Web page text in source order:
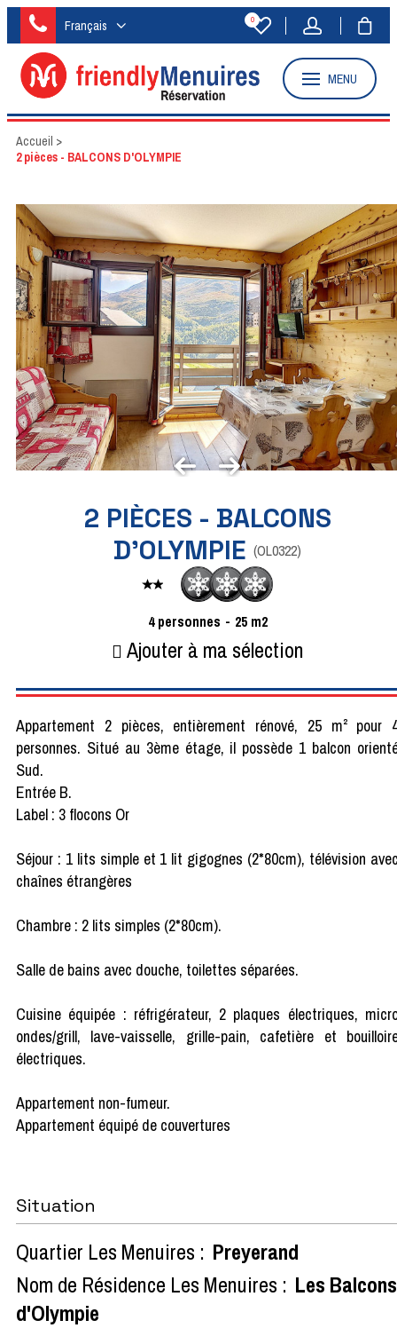
Français 0
MENU
Accueil >
2 pièces - BALCONS D'OLYMPIE
2 PIÈCES - BALCONS
D'OLYMPIE (OL0322)
4 personnes 25 m2
Ajouter à ma sélection
Appartement 2 pièces, entièrement rénové, 25 m² pour
personnes. Situé au 3ème étage, il possède 1 balcon
Sud.
Entrée B.
Label : 3 flocons Or
Séjour : 1 lits simple et 1 lit gigognes (2*80cm), télévision
chaînes étrangères
Chambre : 2 lits simples (2*80cm).
Salle de bains avec douche, toilettes séparées.
Cuisine équipée : réfrigérateur, 2 plaques électriques,
ondes/grill, lave-vaisselle, grille-pain, cafetière et
électriques.
Appartement non-fumeur.
Appartement équipé de couvertures
Situation
Quartier Les Menuires : Preyerand
Nom de Résidence Les Menuires : Les Balcons
d'Olympie